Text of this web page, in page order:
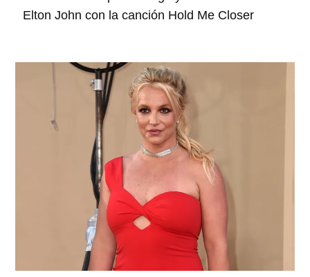
Elton John con la canción Hold Me Closer